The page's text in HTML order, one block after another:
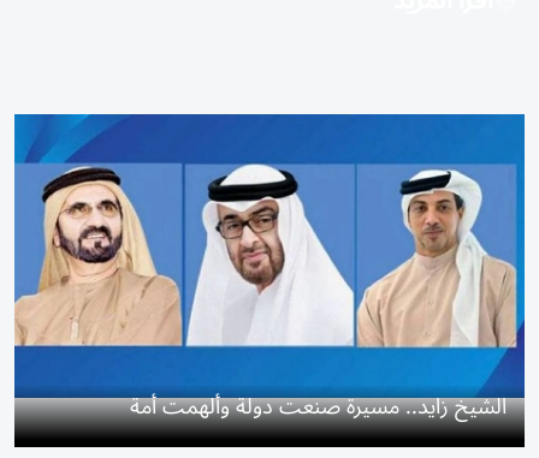
الشيخ زايد.. مسيرة صنعت دولة وألهمت أمة